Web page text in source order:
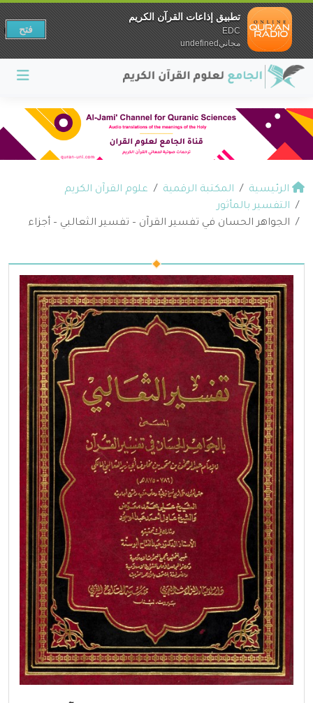
الرئيسية المكتبة الرقمية
علوم القرآن الكريم
التفسير بالمأثور
الجواهر الحسان في تفسير القرآن – تفسير الثعالبي – أجزاء
تطبيق إذاعات القرآن الكريم
EDC
مجانيundefined
فتح